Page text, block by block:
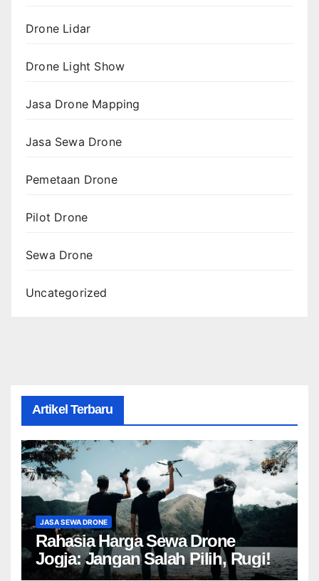
Drone Lidar
Drone Light Show
Jasa Drone Mapping
Jasa Sewa Drone
Pemetaan Drone
Pilot Drone
Sewa Drone
Uncategorized
Artikel Terbaru
JASA SEWA DRONE
Rahasia Harga Sewa Drone
Jogja: Jangan Salah Pilih, Rugi!